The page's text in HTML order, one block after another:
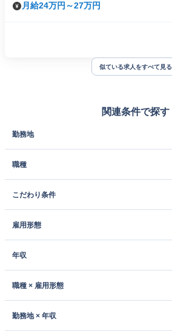
月給24万円～27万円
似ている求人をすべて見る
関連条件で探す
勤務地
職種
こだわり条件
雇用形態
年収
職種 × 雇用形態
勤務地 × 年収